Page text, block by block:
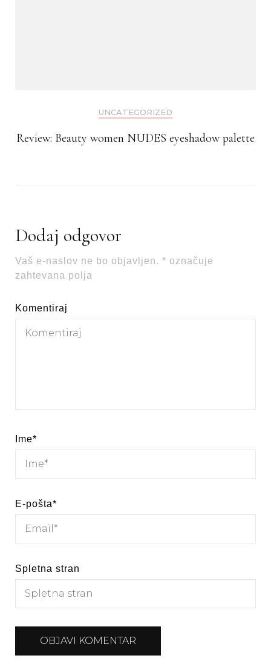
UNCATEGORIZED
Review: Beauty women NUDES eyeshadow palette
Dodaj odgovor
Vaš e-naslov ne bo objavljen. * označuje
zahtevana polja
Komentiraj
Ime*
E-pošta*
Spletna stran